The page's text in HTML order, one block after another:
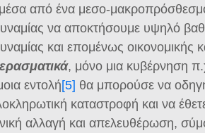
από ένα μεσο-
να αποκτήσουμε υψηλό
και επομένως οικονομικής
, μόνο μια κυβέρνηση
εντολή[5] θα μπορούσε να
καταστροφή και να έθετε
αλλαγή και απελευθέρωση,